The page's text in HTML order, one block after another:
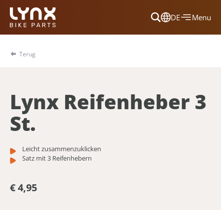
DE
Dansk
Nederlands
Menu
Terug
Lynx Reifenheber 3
St.
Leicht zusammenzuklicken
Satz mit 3 Reifenhebern
€ 4,95